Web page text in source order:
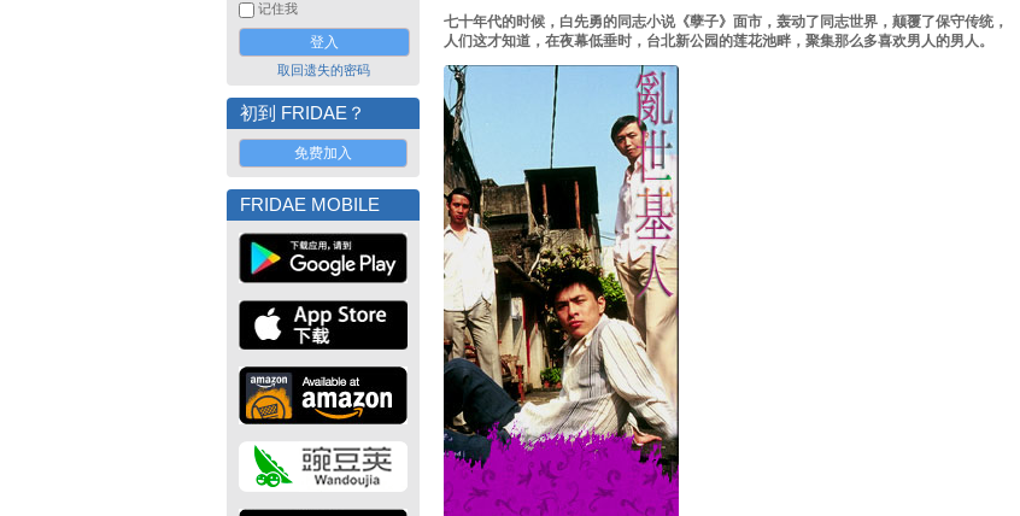
记住我
取回遗失的密码
初到 FRIDAE？
免费加入
FRIDAE MOBILE
七十年代的时候，白先勇的同志小说《孽子》面市，轰动了同志世界，颠覆了保守传统，
人们这才知道，在夜幕低垂时，台北新公园的莲花池畔，聚集那么多喜欢男人的男人。